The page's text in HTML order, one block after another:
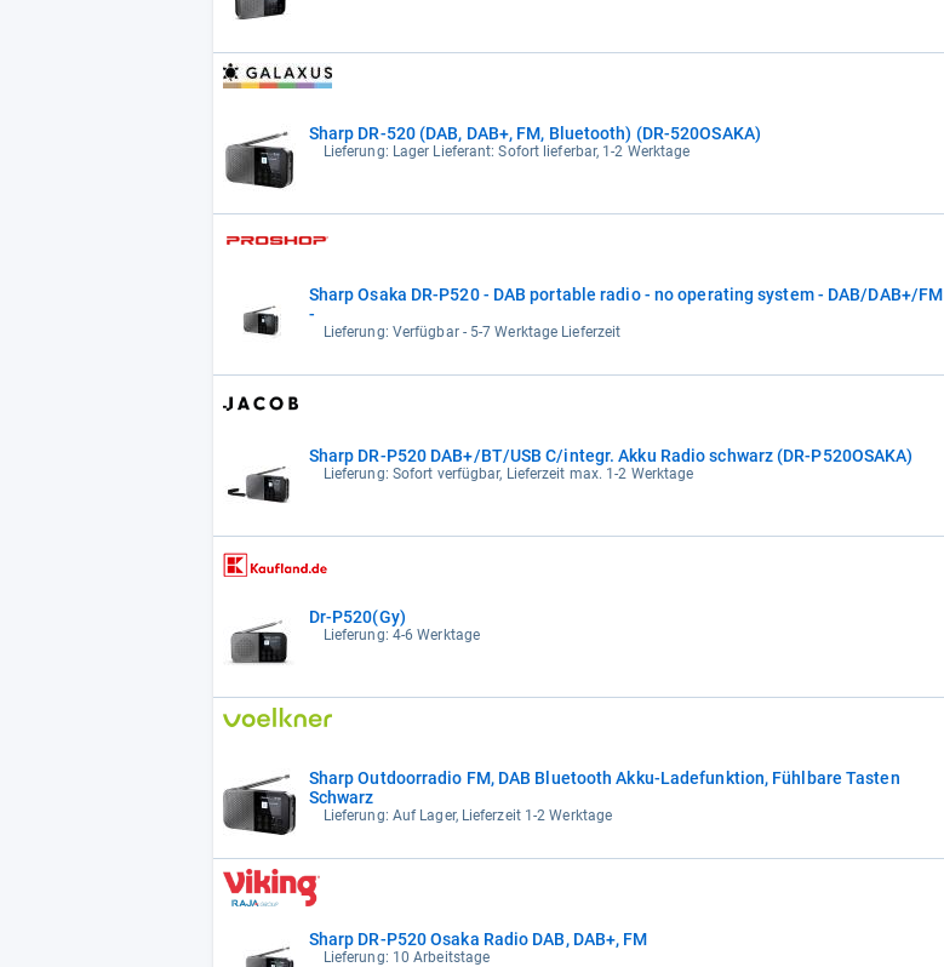
Sharp DR-520 (DAB, DAB+, FM, Bluetooth) (DR-520OSAKA)
Lieferung: Lager Lieferant: Sofort lieferbar, 1-2 Werktage
Sharp Osaka DR-P520 - DAB portable radio - no operating system - DAB/DAB+/FM
-
Lieferung: Verfügbar - 5-7 Werktage Lieferzeit
Sharp DR-P520 DAB+/BT/USB C/integr. Akku Radio schwarz (DR-P520OSAKA)
Lieferung: Sofort verfügbar, Lieferzeit max. 1-2 Werktage
Dr-P520(Gy)
Lieferung: 4-6 Werktage
Sharp Outdoorradio FM, DAB Bluetooth Akku-Ladefunktion, Fühlbare Tasten
Schwarz
Lieferung: Auf Lager, Lieferzeit 1-2 Werktage
Sharp DR-P520 Osaka Radio DAB, DAB+, FM
Lieferung: 10 Arbeitstage